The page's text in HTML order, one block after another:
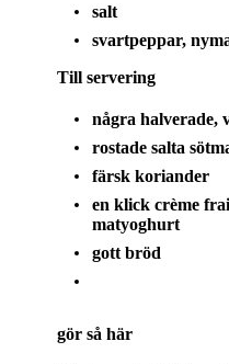
salt
svartpeppar,
Till servering
några halverade,
rostade salta
färsk koriander
en klick crème
matyoghurt
gott bröd
gör så här